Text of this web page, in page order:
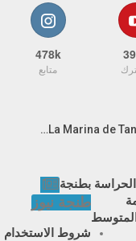
478k
متابع
La Marina de
بطنجة
طنجة نيوز
شروط الاستخدام